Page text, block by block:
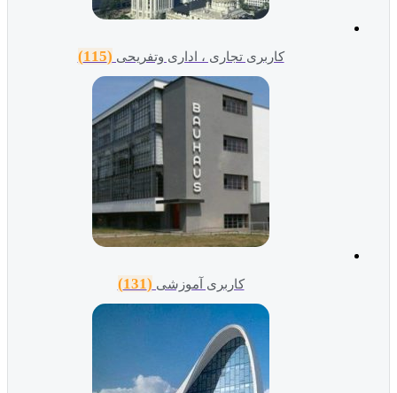
کاربری تجاری ، اداری وتفریحی(115)
کاربری آموزشی(131)